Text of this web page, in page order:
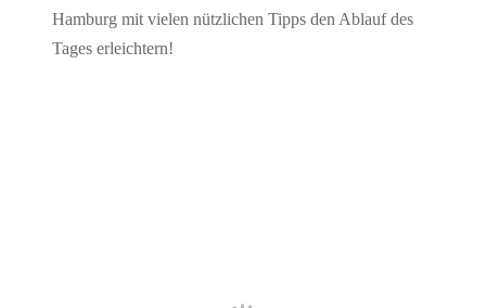
Hamburg mit vielen nützlichen Tipps den Ablauf des
Tages erleichtern!